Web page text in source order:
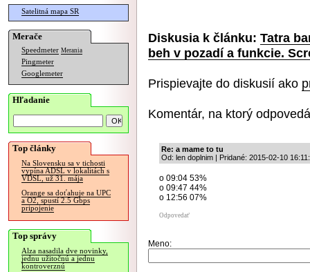
Satelitná mapa SR
Merače
Speedmeter Merania
Pingmeter
Googlemeter
Hľadanie
Top články
Na Slovensku sa v tichosti
vypína ADSL v lokalitách s
VDSL, už 31. mája
Orange sa doťahuje na UPC
a O2, spustí 2.5 Gbps
pripojenie
Top správy
Alza nasadila dve novinky,
jednu užitočnú a jednu
kontroverznú
Diskusia k článku: Tatra
beh v pozadí a funkcie.
Prispievajte do diskusií ako
Komentár, na ktorý
Re: a mame to tu
Od: len doplnim | Pridané: 2015-02-10
o 09:04 53%
o 09:47 44%
o 12:56 07%
Odpovedať
Meno: